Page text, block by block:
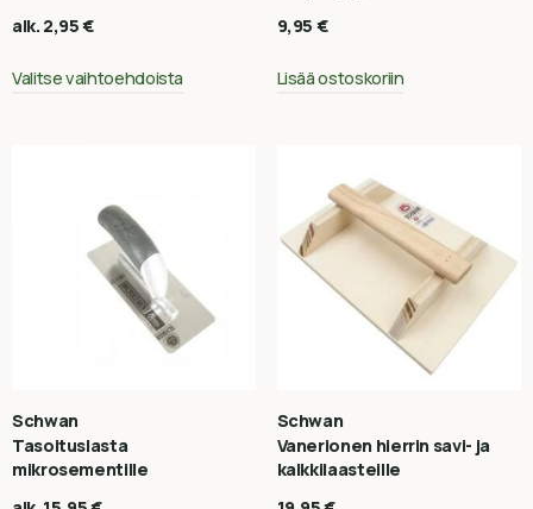
alk. 2,95€
Valitse vaihtoehdoista
9,95 €
Lisää ostoskoriin
Schwan
Tasoituslasta
mikrosementille
Schwan
Vanerionen hierrin savi- ja
kalkkilaasteille